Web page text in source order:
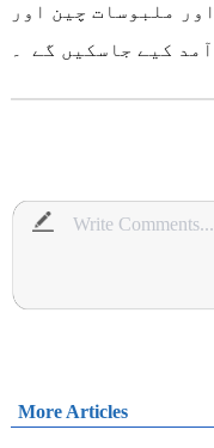
ملبوسات چین اور
کیے جاسکیں گے ۔
More Articles